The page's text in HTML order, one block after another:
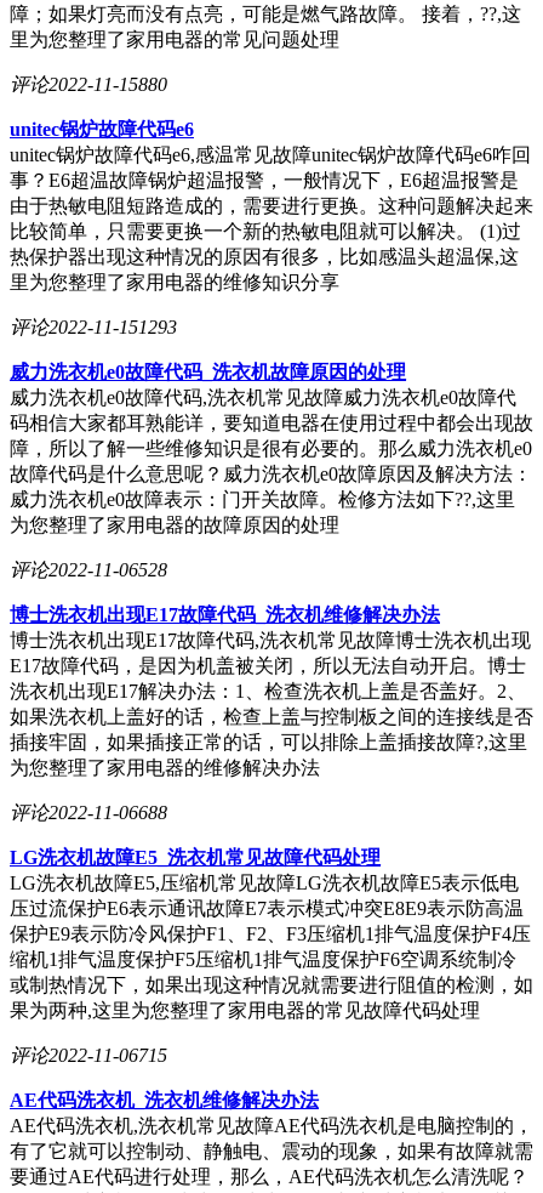
障；如果灯亮而没有点亮，可能是燃气路故障。 接着，??,这
里为您整理了家用电器的常见问题处理
评论2022-11-15880
unitec锅炉故障代码e6
unitec锅炉故障代码e6,感温常见故障unitec锅炉故障代码e6咋回
事？E6超温故障锅炉超温报警，一般情况下，E6超温报警是
由于热敏电阻短路造成的，需要进行更换。这种问题解决起来
比较简单，只需要更换一个新的热敏电阻就可以解决。 (1)过
热保护器出现这种情况的原因有很多，比如感温头超温保,这
里为您整理了家用电器的维修知识分享
评论2022-11-151293
威力洗衣机e0故障代码_洗衣机故障原因的处理
威力洗衣机e0故障代码,洗衣机常见故障威力洗衣机e0故障代
码相信大家都耳熟能详，要知道电器在使用过程中都会出现故
障，所以了解一些维修知识是很有必要的。那么威力洗衣机e0
故障代码是什么意思呢？威力洗衣机e0故障原因及解决方法：
威力洗衣机e0故障表示：门开关故障。检修方法如下??,这里
为您整理了家用电器的故障原因的处理
评论2022-11-06528
博士洗衣机出现E17故障代码_洗衣机维修解决办法
博士洗衣机出现E17故障代码,洗衣机常见故障博士洗衣机出现
E17故障代码，是因为机盖被关闭，所以无法自动开启。博士
洗衣机出现E17解决办法：1、检查洗衣机上盖是否盖好。2、
如果洗衣机上盖好的话，检查上盖与控制板之间的连接线是否
插接牢固，如果插接正常的话，可以排除上盖插接故障?,这里
为您整理了家用电器的维修解决办法
评论2022-11-06688
LG洗衣机故障E5_洗衣机常见故障代码处理
LG洗衣机故障E5,压缩机常见故障LG洗衣机故障E5表示低电
压过流保护E6表示通讯故障E7表示模式冲突E8E9表示防高温
保护E9表示防冷风保护F1、F2、F3压缩机1排气温度保护F4压
缩机1排气温度保护F5压缩机1排气温度保护F6空调系统制冷
或制热情况下，如果出现这种情况就需要进行阻值的检测，如
果为两种,这里为您整理了家用电器的常见故障代码处理
评论2022-11-06715
AE代码洗衣机_洗衣机维修解决办法
AE代码洗衣机,洗衣机常见故障AE代码洗衣机是电脑控制的，
有了它就可以控制动、静触电、震动的现象，如果有故障就需
要通过AE代码进行处理，那么，AE代码洗衣机怎么清洗呢？